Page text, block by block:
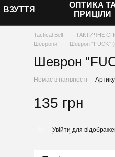
ВЗУТТЯ
ОПТИКА
ПРИЦІЛИ
Tactical Belt ТАКТИЧНЕ
Шеврони
Шеврон "FUCK"
Шеврон
Немає в наявності
135 грн
Увійти для